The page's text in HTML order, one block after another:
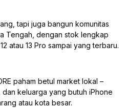
tapi juga bangun komunitas
Tengah, dengan stok lengkap
atau 13 Pro sampai yang terbaru.
paham betul market lokal –
keluarga yang butuh iPhone
atau kota besar.